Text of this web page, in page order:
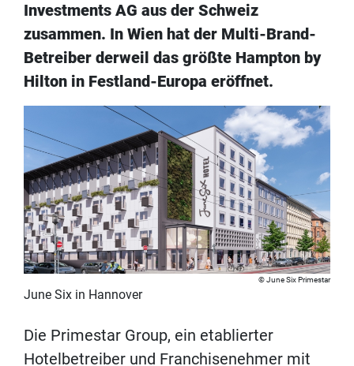
Investments AG aus der Schweiz
zusammen. In Wien hat der Multi-Brand-
Betreiber derweil das größte Hampton by
Hilton in Festland-Europa eröffnet.
June Six Primestar
June Six in Hannover
Die Primestar Group, ein etablierter
Hotelbetreiber und Franchisenehmer mit